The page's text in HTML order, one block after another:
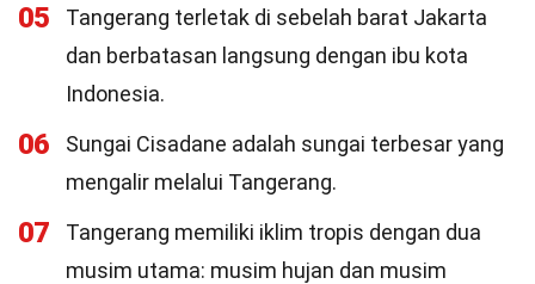
05
Tangerang terletak di sebelah barat Jakarta
dan berbatasan langsung dengan ibu kota
Indonesia.
06
Sungai Cisadane adalah sungai terbesar yang
mengalir melalui Tangerang.
07
Tangerang memiliki iklim tropis dengan dua
musim utama: musim hujan dan musim